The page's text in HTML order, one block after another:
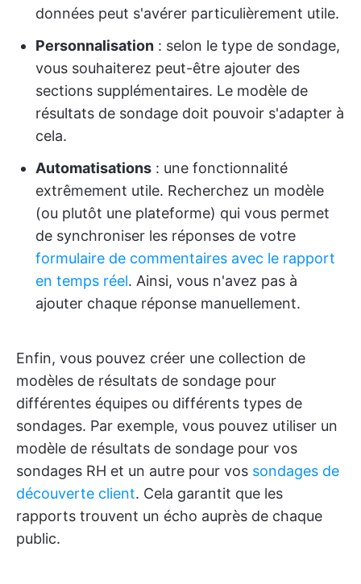
données peut s'avérer particulièrement utile.
Personnalisation : selon le type de sondage,
vous souhaiterez peut-être ajouter des
sections supplémentaires. Le modèle de
résultats de sondage doit pouvoir s'adapter à
cela.
Automatisations : une fonctionnalité
extrêmement utile. Recherchez un modèle
(ou plutôt une plateforme) qui vous permet
de synchroniser les réponses de votre
formulaire de commentaires avec le rapport
en temps réel. Ainsi, vous n'avez pas à
ajouter chaque réponse manuellement.
Enfin, vous pouvez créer une collection de
modèles de résultats de sondage pour
différentes équipes ou différents types de
sondages. Par exemple, vous pouvez utiliser un
modèle de résultats de sondage pour vos
sondages RH et un autre pour vos sondages de
découverte client. Cela garantit que les
rapports trouvent un écho auprès de chaque
public.